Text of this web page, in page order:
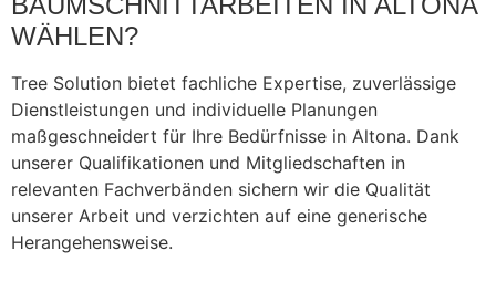
WÄHLEN?
Tree Solution bietet fachliche Expertise, zuverlässige
Dienstleistungen und individuelle Planungen
maßgeschneidert für Ihre Bedürfnisse in Altona. Dank
unserer Qualifikationen und Mitgliedschaften in
relevanten Fachverbänden sichern wir die Qualität
unserer Arbeit und verzichten auf eine generische
Herangehensweise.